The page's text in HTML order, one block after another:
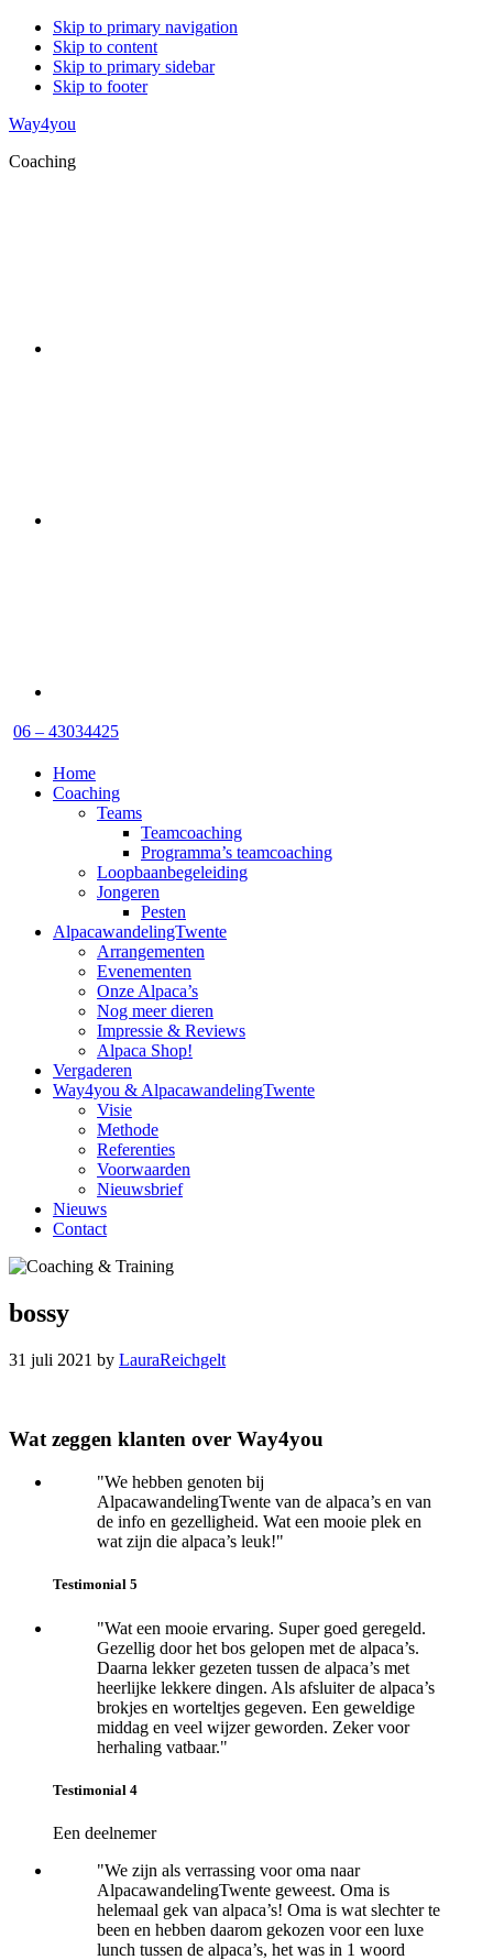
Skip to primary navigation
Skip to content
Skip to primary sidebar
Skip to footer
Way4you
Coaching
06 – 43034425
Home
Coaching
Teams
Teamcoaching
Programma’s teamcoaching
Loopbaanbegeleiding
Jongeren
Pesten
AlpacawandelingTwente
Arrangementen
Evenementen
Onze Alpaca’s
Nog meer dieren
Impressie & Reviews
Alpaca Shop!
Vergaderen
Way4you & AlpacawandelingTwente
Visie
Methode
Referenties
Voorwaarden
Nieuwsbrief
Nieuws
Contact
bossy
31 juli 2021 by LauraReichgelt
Reader
Primary
Wat zeggen klanten over Way4you
"We hebben genoten bij
AlpacawandelingTwente van de alpaca’s en van
de info en gezelligheid. Wat een mooie plek en
wat zijn die alpaca’s leuk!"
Testimonial 5
"Wat een mooie ervaring. Super goed geregeld.
Gezellig door het bos gelopen met de alpaca’s.
Daarna lekker gezeten tussen de alpaca’s met
heerlijke lekkere dingen. Als afsluiter de alpaca’s
brokjes en worteltjes gegeven. Een geweldige
middag en veel wijzer geworden. Zeker voor
herhaling vatbaar."
Testimonial 4
Een deelnemer
"We zijn als verrassing voor oma naar
AlpacawandelingTwente geweest. Oma is
helemaal gek van alpaca’s! Oma is wat slechter te
been en hebben daarom gekozen voor een luxe
lunch tussen de alpaca’s, het was in 1 woord